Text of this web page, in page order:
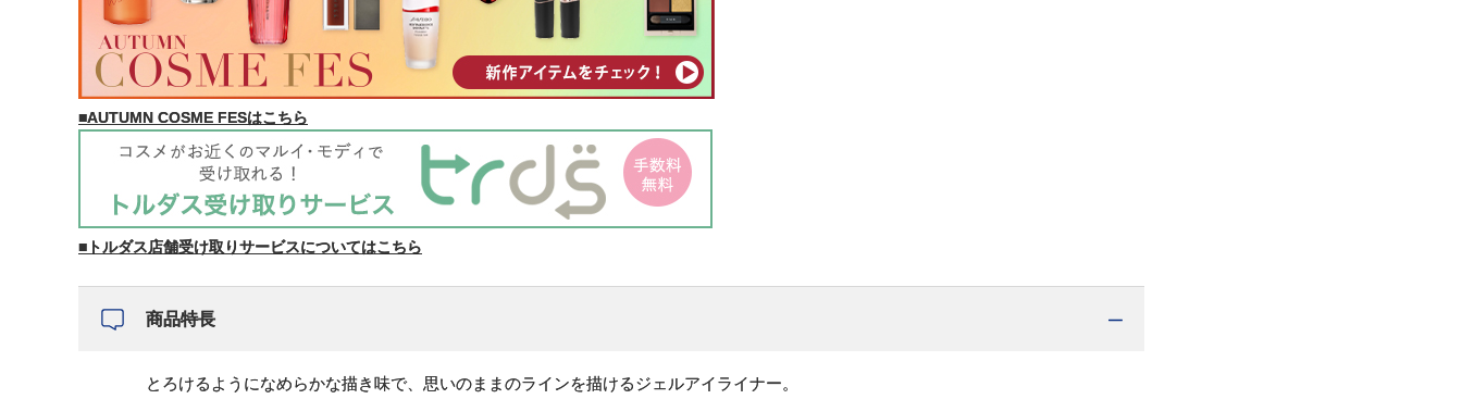
■AUTUMN COSME FESはこちら
■トルダス店舗受け取りサービスについてはこちら
商品特長
とろけるようになめらかな描き味で、思いのままのラインを描けるジェルアイライナー。